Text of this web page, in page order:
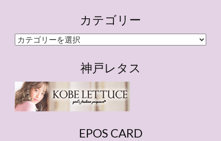
カテゴリー
カ
ー
神戸レタス
EPOS CARD